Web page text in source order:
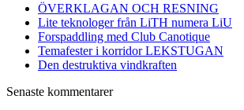
ÖVERKLAGAN OCH RESNING
Lite teknologer från LiTH numera LiU
Forspaddling med Club Canotique
Temafester i korridor LEKSTUGAN
Den destruktiva vindkraften
Senaste kommentarer